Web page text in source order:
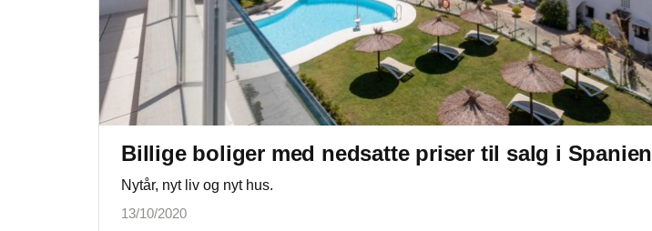
Billige boliger med nedsatte priser til salg i Spanien
Nytår, nyt liv og nyt hus.
13/10/2020